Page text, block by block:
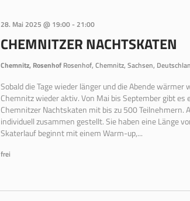
CHEMNITZER NACHTSKATEN
28. Mai 2025 @ 19:00-21:00
Chemnitz, Rosenhof Rosenhof, Chemnitz, Sachsen,
Sobald die Tage wieder länger und die Abende wärmer
Chemnitz wieder aktiv. Von Mai bis September gibt es
Chemnitzer Nachtskaten mit bis zu 500 Teilnehmern.
individuell zusammen gestellt. Sie haben eine Länge
Skaterlauf beginnt mit einem Warm-up,...
frei